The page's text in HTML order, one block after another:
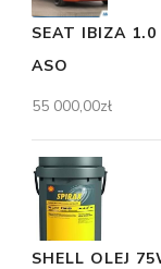
SEAT IBIZA
ASO
55 000,00zł
SHELL OLEJ